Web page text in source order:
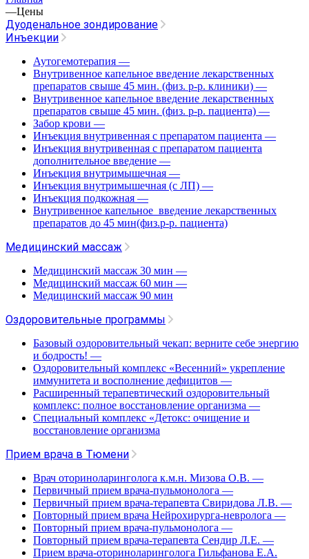
—Цены
Дуоденальное зондирование
Инъекции
Аутогемотерапия —
Внутривенное капельное введение лекарственных
препаратов свыше 45 мин. (физ. р-р. клиники) —
Внутривенное капельное введение лекарственных
препаратов свыше 45 мин. (физ. р-р. пациента) —
Забор крови —
Инъекция внутривенная с препаратом пациента —
Инъекция внутривенная с препаратом пациента
дополнительное введение —
Инъекция внутримышечная —
Инъекция внутримышечная (с ЛП) —
Инъекция подкожная —
Внутривенное капельное введение лекарственных
препаратов до 45 мин(физ.р-р. пациента)
Медицинский массаж
Медицинский массаж 30 мин —
Медицинский массаж 60 мин —
Медицинский массаж 90 мин
Оздоровительные программы
Базовый оздоровительный чекап: верните себе энергию
и бодрость! —
Оздоровительный комплекс «Весенний» укрепление
иммунитета и восполнение дефицитов —
Расширенный терапевтический оздоровительный
комплекс: полное восстановление организма —
Специальный комплекс «Детокс: очищение и
восстановление организма
Прием врача в Тюмени
Врач оториноларинголога к.м.н. Мизова О.В. —
Первичный прием врача-пульмонолога —
Первичный прием врача-терапевта Свиридова Л.В. —
Повторный прием врача Нейрохирурга-невролога —
Повторный прием врача-пульмонолога —
Повторный прием врача-терапевта Сендир Л.Е. —
Прием врача-оториноларинголога Гильфанова Е.А.